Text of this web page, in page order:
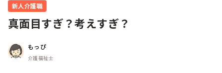
新人介護職
真面目すぎ？考えすぎ？
もっぴ
介護福祉士